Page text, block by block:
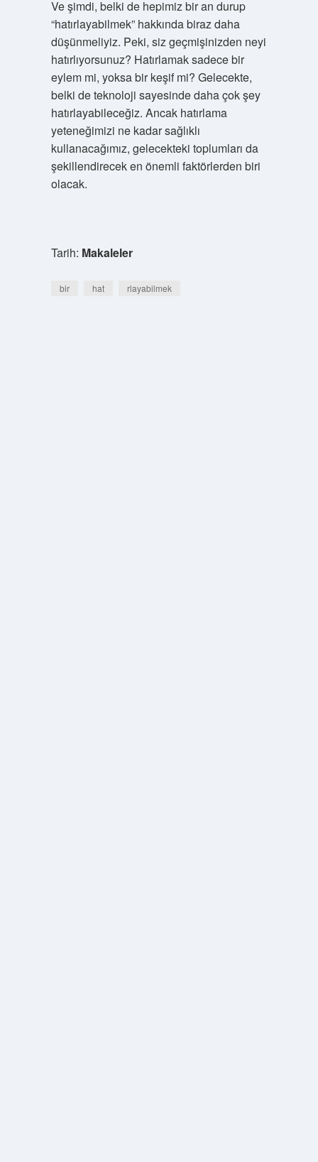
Ve şimdi, belki de hepimiz bir an durup
“hatırlayabilmek” hakkında biraz daha
düşünmeliyiz. Peki, siz geçmişinizden neyi
hatırlıyorsunuz? Hatırlamak sadece bir
eylem mi, yoksa bir keşif mi? Gelecekte,
belki de teknoloji sayesinde daha çok şey
hatırlayabileceğiz. Ancak hatırlama
yeteneğimizi ne kadar sağlıklı
kullanacağımız, gelecekteki toplumları da
şekillendirecek en önemli faktörlerden biri
olacak.
Tarih: Makaleler
bir hat rlayabilmek